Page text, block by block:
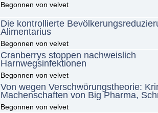
Begonnen von velvet
Die kontrollierte
Alimentarius
Begonnen von velvet
Cranberrys stoppen nachweislich
Harnwegsinfektionen
Begonnen von velvet
Von wegen Verschwörungstheorie:
Machenschaften von Big Pharma,
Begonnen von velvet